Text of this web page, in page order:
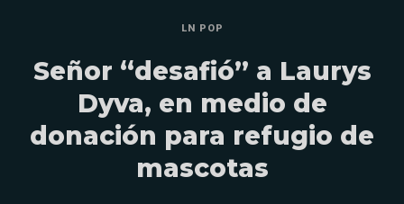
LN POP
Señor “desafió” a Laurys
Dyva, en medio de
donación para refugio de
mascotas